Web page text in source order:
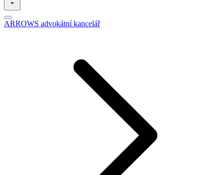
ARROWS advokátní kancelář